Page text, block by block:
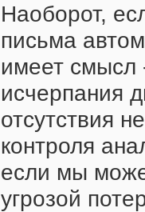
Наоборот,
письма
имеет смысл
исчерпания
отсутствия
контроля
если мы
угрозой